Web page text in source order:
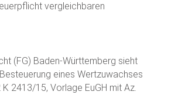
vergleichbaren
(FG) Baden-Württemberg sieht
eines Wertzuwachses
2413/15, Vorlage EuGH mit Az.